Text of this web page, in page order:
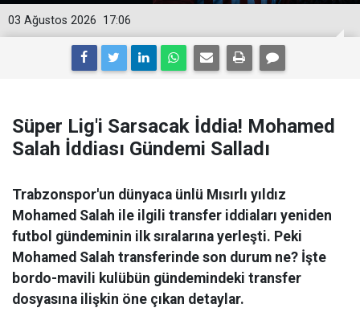
17:06
03 Ağustos 2026
Süper Lig'i Sarsacak İddia! Mohamed
Salah İddiası Gündemi Salladı
Trabzonspor'un dünyaca ünlü Mısırlı yıldız
Mohamed Salah ile ilgili transfer iddiaları yeniden
futbol gündeminin ilk sıralarına yerleşti. Peki
Mohamed Salah transferinde son durum ne? İşte
bordo-mavili kulübün gündemindeki transfer
dosyasına ilişkin öne çıkan detaylar.